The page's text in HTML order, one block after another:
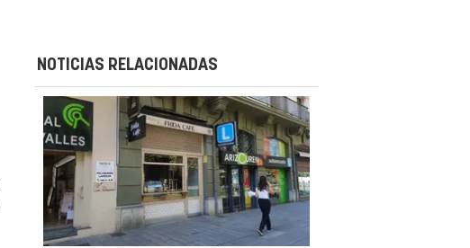
NOTICIAS RELACIONADAS